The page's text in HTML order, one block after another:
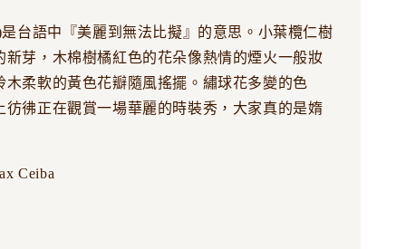
台語中『美麗到無法比擬』的意思。小葉欖仁樹
新芽，木棉樹橘紅色的花朵像熱情的煙火一般妝
木柔軟的黃色花瓣隨風搖擺。繡球花多變的色
彷彿正在觀賞一場華麗的時裝秀，大家真的是媠
Ceiba